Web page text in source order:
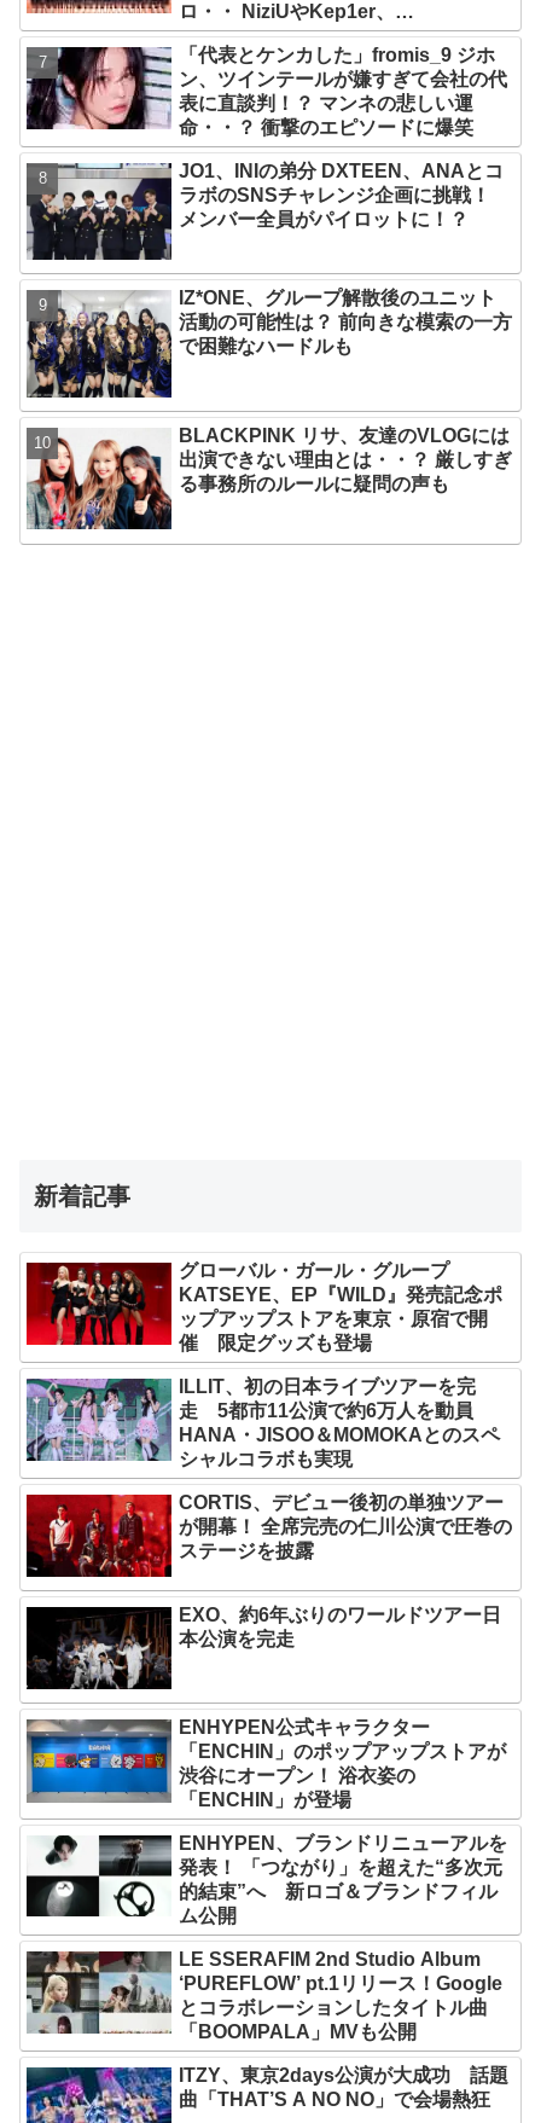
ロ・・ NiziUやKep1er、
ZEROBASEONEら人気グループが
続々と誕生！ JO1やINI、ME:Iを生ん
だ日プまで一挙紹介
「代表とケンカした」fromis_9 ジホ
ン、ツインテールが嫌すぎて会社の代
表に直談判！？ マンネの悲しい運
命・・？ 衝撃のエピソードに爆笑
JO1、INIの弟分 DXTEEN、ANAとコ
ラボのSNSチャレンジ企画に挑戦！
メンバー全員がパイロットに！？
IZ*ONE、グループ解散後のユニット
活動の可能性は？ 前向きな模索の一方
で困難なハードルも
BLACKPINK リサ、友達のVLOGには
出演できない理由とは・・？ 厳しすぎ
る事務所のルールに疑問の声も
新着記事
グローバル・ガール・グループ
KATSEYE、EP『WILD』発売記念ポ
ップアップストアを東京・原宿で開
催 限定グッズも登場
ILLIT、初の日本ライブツアーを完
走 5都市11公演で約6万人を動員
HANA・JISOO＆MOMOKAとのスペ
シャルコラボも実現
CORTIS、デビュー後初の単独ツアー
が開幕！ 全席完売の仁川公演で圧巻の
ステージを披露
EXO、約6年ぶりのワールドツアー日
本公演を完走
ENHYPEN公式キャラクター
「ENCHIN」のポップアップストアが
渋谷にオープン！ 浴衣姿の
「ENCHIN」が登場
ENHYPEN、ブランドリニューアルを
発表！ 「つながり」を超えた“多次元
的結束”へ 新ロゴ＆ブランドフィル
ム公開
LE SSERAFIM 2nd Studio Album
‘PUREFLOW’ pt.1リリース！Google
とコラボレーションしたタイトル曲
「BOOMPALA」MVも公開
ITZY、東京2days公演が大成功 話題
曲「THAT’S A NO NO」で会場熱狂